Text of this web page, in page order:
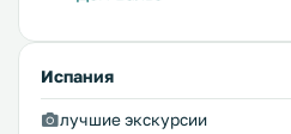
Испания
лучшие экскурсии